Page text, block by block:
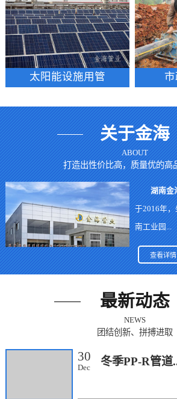
太阳能设施用管
关于金海
ABOUT
打造出性价比高，质量优的高
湖南金
于2016年
南工业园...
查看详情
最新动态
NEWS
团结创新、拼搏进取
30
Dec 冬季PP-R管道